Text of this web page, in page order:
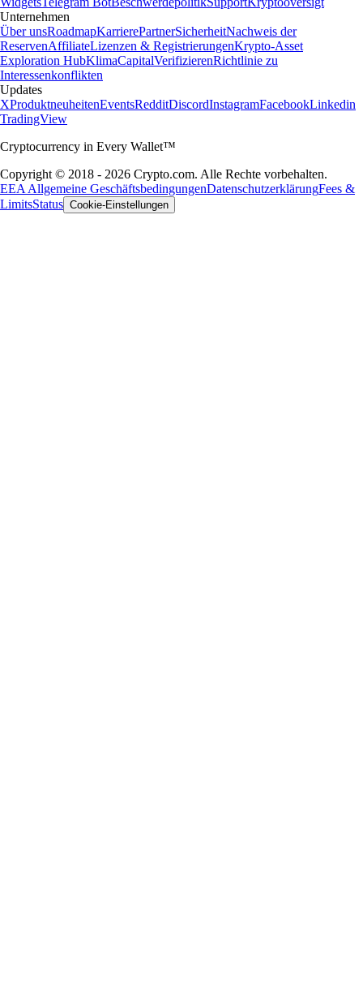
Unternehmen
Über unsRoadmapKarrierePartnerSicherheitNachweis der
ReservenAffiliateLizenzen & RegistrierungenKrypto-Asset
Exploration HubKlimaCapitalVerifizierenRichtlinie zu
Interessenkonflikten
Updates
XProduktneuheitenEventsRedditDiscordInstagramFacebookLinkedin
TradingView
Cryptocurrency in Every Wallet™
Copyright © 2018 - 2026 Crypto.com. Alle Rechte vorbehalten.
EEA Allgemeine GeschäftsbedingungenDatenschutzerklärungFees &
LimitsStatus Cookie-Einstellungen